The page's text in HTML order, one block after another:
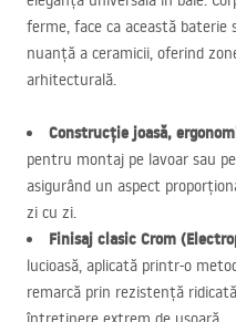
ferme, face ca această baterie
nuanță a ceramicii, oferind
arhitecturală.
Construcție joasă,
pentru montaj pe lavoar sau
asigurând un aspect
zi cu zi.
Finisaj clasic Crom
lucioasă, aplicată printr-o
remarcă prin rezistență